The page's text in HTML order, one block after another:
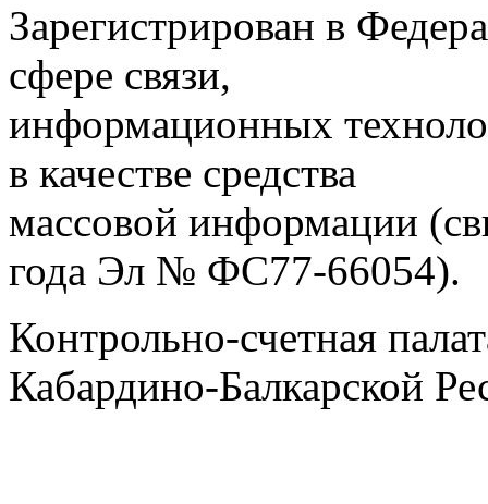
Зарегистрирован в
сфере связи,
информационных
в качестве средства
массовой информации
года Эл № ФС77-66054).
Контрольно-счетная
Кабардино-Балкарской